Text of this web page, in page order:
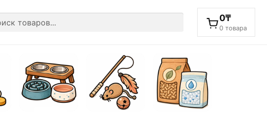
0₸
0 товара